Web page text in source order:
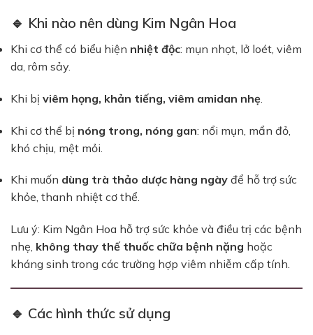
🔹 Khi nào nên dùng Kim Ngân Hoa
Khi cơ thể có biểu hiện nhiệt độc: mụn nhọt, lở loét, viêm
da, rôm sảy.
Khi bị viêm họng, khản tiếng, viêm amidan nhẹ
Khi cơ thể bị nóng trong, nóng gan: nổi mụn, mẩn đỏ,
khó chịu, mệt mỏi.
Khi muốn dùng trà thảo dược hàng ngày để hỗ trợ sức
khỏe, thanh nhiệt cơ thể.
Lưu ý: Kim Ngân Hoa hỗ trợ sức khỏe và điều trị các bệnh
nhẹ, không thay thế thuốc chữa bệnh nặng hoặc
kháng sinh trong các trường hợp viêm nhiễm cấp tính.
🔹 Các hình thức sử dụng